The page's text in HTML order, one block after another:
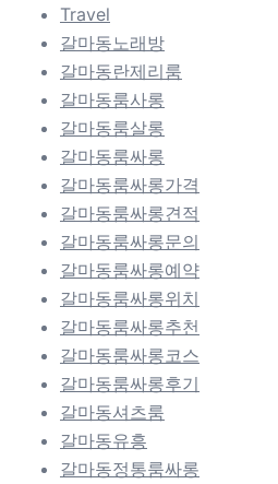
Travel
갈마동노래방
갈마동란제리룸
갈마동룸사롱
갈마동룸살롱
갈마동룸싸롱
갈마동룸싸롱가격
갈마동룸싸롱견적
갈마동룸싸롱문의
갈마동룸싸롱예약
갈마동룸싸롱위치
갈마동룸싸롱추천
갈마동룸싸롱코스
갈마동룸싸롱후기
갈마동셔츠룸
갈마동유흥
갈마동정통룸싸롱